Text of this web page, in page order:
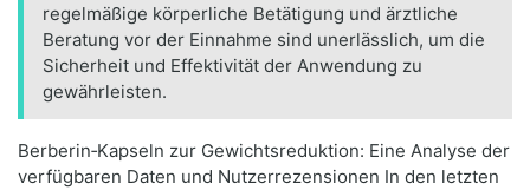
regelmäßige körperliche Betätigung und ärztliche
Beratung vor der Einnahme sind unerlässlich, um die
Sicherheit und Effektivität der Anwendung zu
gewährleisten.
Berberin‑Kapseln zur Gewichtsreduktion: Eine Analyse der
verfügbaren Daten und Nutzerrezensionen In den letzten